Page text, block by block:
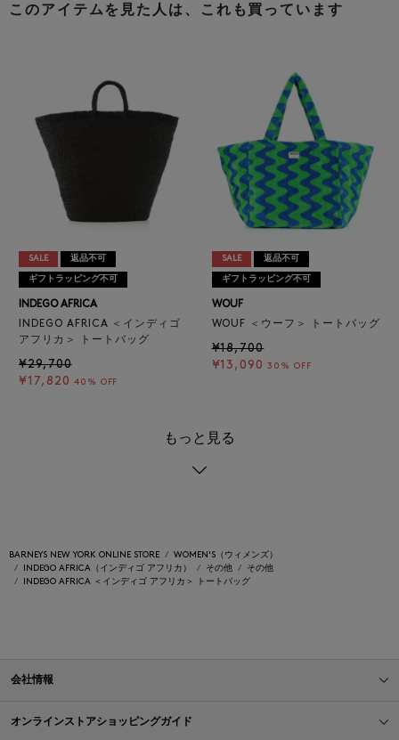
このアイテムを見た人は、これも買っています
SALE 返品不可
ギフトラッピング不可
INDEGO AFRICA
INDEGO AFRICA ＜インディゴ
アフリカ＞ トートバッグ
¥29,700
¥17,820 40% OFF
SALE 返品不可
ギフトラッピング不可
WOUF
WOUF ＜ウーフ＞ トートバッグ
¥18,700
¥13,090 30% OFF
もっと見る
BARNEYS NEW YORK ONLINE STORE
WOMEN'S（ウィメンズ）
INDEGO AFRICA（インディゴ アフリカ）
その他
その他
INDEGO AFRICA ＜インディゴ アフリカ＞ トートバッグ
会社情報
オンラインストアショッピングガイド